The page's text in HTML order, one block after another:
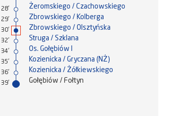
28' Żeromskiego / Czachowskiego
29' Zbrowskiego / Kolberga
30' Zbrowskiego / Olsztyńska
32' Struga / Szklana
34' Os. Gołębiów I
35' Kozienicka / Gryczana (NŻ)
36' Kozienicka / Żółkiewskiego
39' Gołębiów / Fołtyn